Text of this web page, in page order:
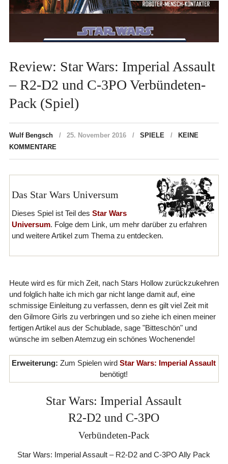
Review: Star Wars: Imperial Assault
– R2-D2 und C-3PO Verbündeten-
Pack (Spiel)
Wulf Bengsch 25. November 2016 SPIELE
KEINE
KOMMENTARE
Das Star Wars Universum
Dieses Spiel ist Teil des Star Wars
Universum. Folge dem Link, um mehr darüber zu erfahren
und weitere Artikel zum Thema zu entdecken.
Heute wird es für mich Zeit, nach Stars Hollow zurückzukehren
und folglich halte ich mich gar nicht lange damit auf, eine
schmissige Einleitung zu verfassen, denn es gilt viel Zeit mit
den Gilmore Girls zu verbringen und so ziehe ich einen meiner
fertigen Artikel aus der Schublade, sage "Bitteschön" und
wünsche im selben Atemzug ein schönes Wochenende!
Erweiterung: Zum Spielen wirdStar Wars: Imperial Assault
benötigt!
Star Wars: Imperial Assault
R2-D2 und C-3PO
Verbündeten-Pack
Star Wars: Imperial Assault – R2-D2 and C-3PO Ally Pack